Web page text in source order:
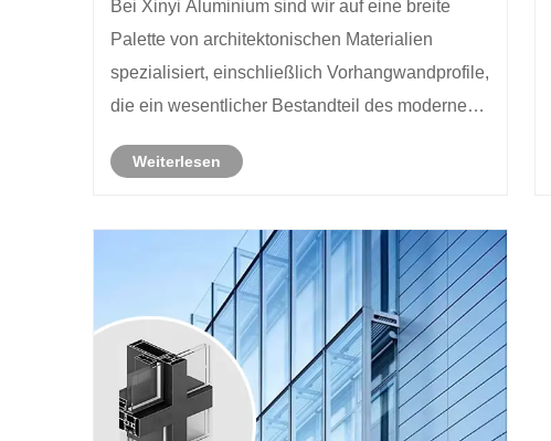
Bei Xinyi Aluminium sind wir auf eine breite
Palette von architektonischen Materialien
spezialisiert, einschließlich Vorhangwandprofile,
die ein wesentlicher Bestandteil des modernen
einige Erkenntnisse darüber zu geben, welche
Weiterlesen